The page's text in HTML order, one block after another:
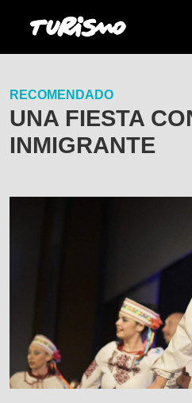
RECOMENDADO
UNA FIESTA
INMIGRANTE